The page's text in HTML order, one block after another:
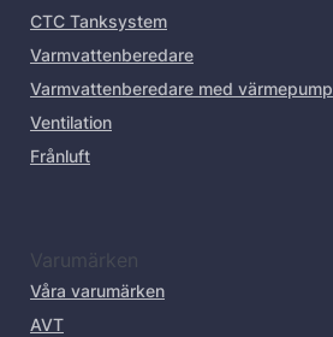
CTC Tanksystem
Varmvattenberedare
Varmvattenberedare med värmepump
Ventilation
Frånluft
Varumärken
Våra varumärken
AVT